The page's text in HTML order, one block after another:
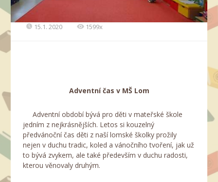
15.1. 2020 1599x
Adventní čas v MŠ Lom
Adventní období bývá pro děti v mateřské škole
jedním z nejkrásnějších. Letos si kouzelný
předvánoční čas děti z naší lomské školky prožily
nejen v duchu tradic, koled a vánočního tvoření, jak už
to bývá zvykem, ale také především v duchu radosti,
kterou věnovaly druhým.